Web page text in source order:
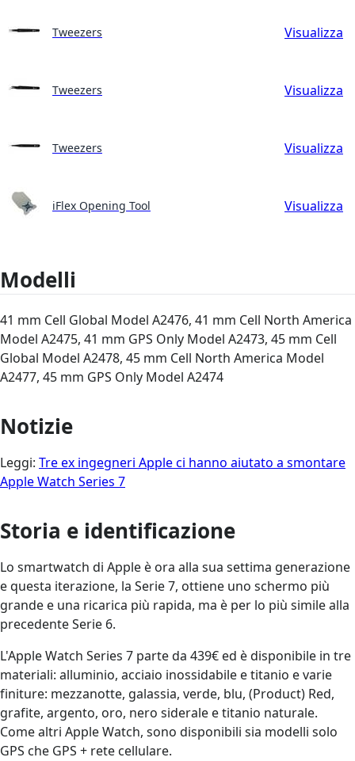
Tweezers Visualizza
Tweezers Visualizza
Tweezers Visualizza
iFlex Opening Tool Visualizza
Modelli
41 mm Cell Global Model A2476, 41 mm Cell North America
Model A2475, 41 mm GPS Only Model A2473, 45 mm Cell
Global Model A2478, 45 mm Cell North America Model
A2477, 45 mm GPS Only Model A2474
Notizie
Leggi: Tre ex ingegneri Apple ci hanno aiutato a smontare
Apple Watch Series 7
Storia e identificazione
Lo smartwatch di Apple è ora alla sua settima generazione
e questa iterazione, la Serie 7, ottiene uno schermo più
grande e una ricarica più rapida, ma è per lo più simile alla
precedente Serie 6.
L'Apple Watch Series 7 parte da 439€ ed è disponibile in tre
materiali: alluminio, acciaio inossidabile e titanio e varie
finiture: mezzanotte, galassia, verde, blu, (Product) Red,
grafite, argento, oro, nero siderale e titanio naturale.
Come altri Apple Watch, sono disponibili sia modelli solo
GPS che GPS + rete cellulare.